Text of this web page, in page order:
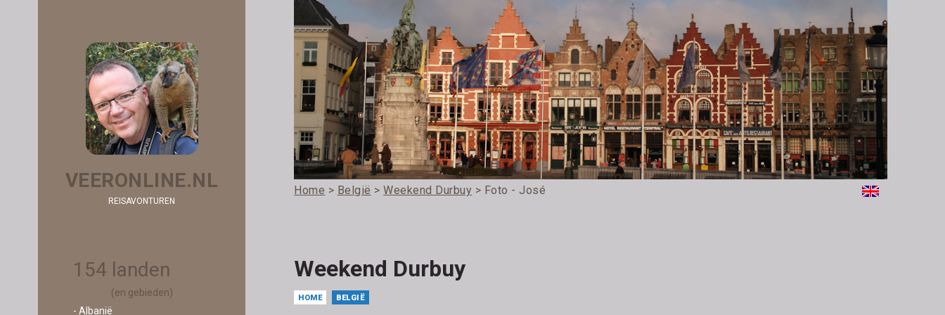
VEERONLINE.NL
REISAVONTUREN
154 landen
(en gebieden)
- Albanië
Home > België >Weekend Durbuy > Foto - José
Weekend Durbuy
HOME BELGIË